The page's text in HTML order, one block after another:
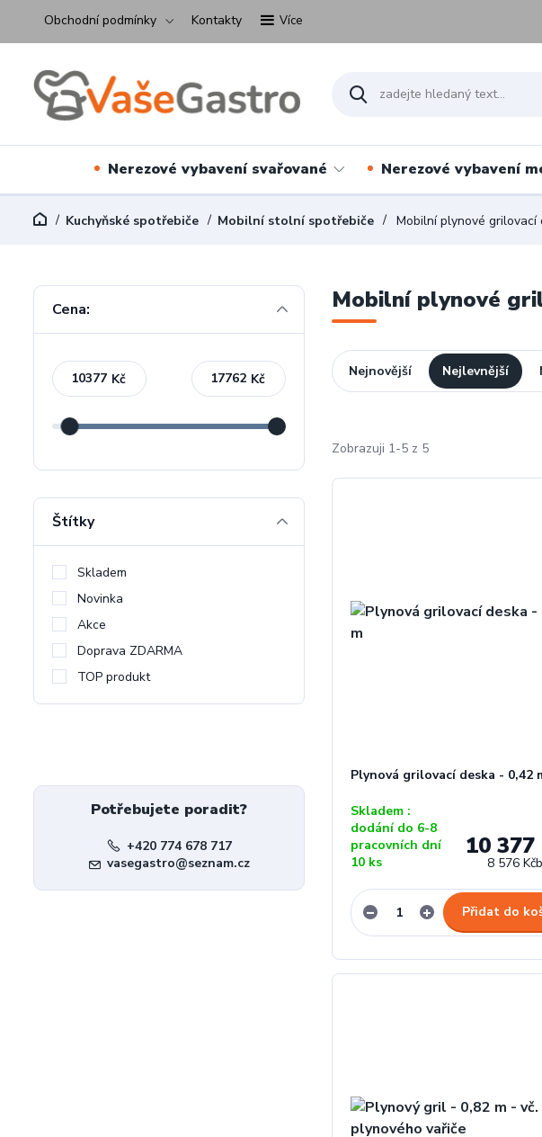
Obchodní podmínky Kontakty Více
Nerezové vybavení svařované Nerezové vybavení
Kuchyňské spotřebiče Mobilní stolní spotřebiče Mobilní plynové grilovací
Mobilní plynové
Nejnovější Nejlevnější
Zobrazuji 1-5 z 5
Plynová grilovací deska - 0,42
10 377
8 576 Kč
Skladem :
dodání do 6-8
pracovních dní
10 ks
Přidat do
Cena:
Kč Kč
Štítky
Skladem
Novinka
Akce
Doprava ZDARMA
TOP produkt
Potřebujete poradit?
+420 774 678 717
vasegastro@seznam.cz